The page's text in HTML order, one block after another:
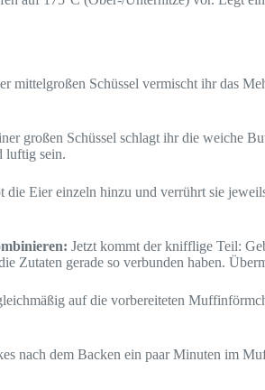
mittelgroßen Schüssel vermischt ihr das
großen Schüssel schlagt ihr die weiche
luftig sein.
die Eier einzeln hinzu und verrührt sie
Jetzt kommt der knifflige Teil:
Zutaten gerade so verbunden haben.
auf die vorbereiteten
nach dem Backen ein paar Minuten im